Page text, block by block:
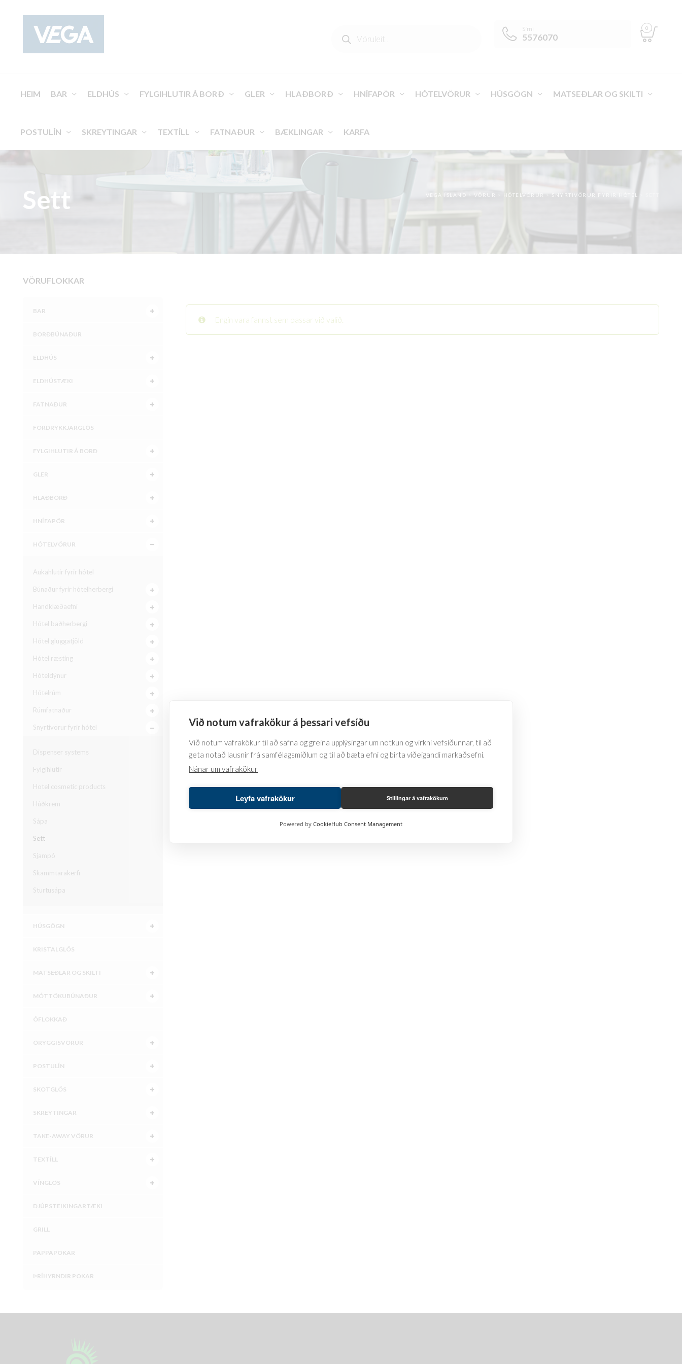
Við notum vafrakökur á þessari vefsíðu
Við notum vafrakökur til að safna og greina upplýsingar um notkun og virkni vefsíðunnar, til að
geta notað lausnir frá samfélagsmiðlum og til að bæta efni og birta viðeigandi markaðsefni.
Nánar um vafrakökur
Leyfa vafrakökur Stillingar á vafrakökum
Powered by CookieHub Consent Management
SEARCH
Sími
5576070
0
HEIM BAR ELDHÚS FYLGIHLUTIR Á BORÐ GLER HLAÐBORÐ HNÍFAPÖR HÓTELVÖRUR HÚSGÖGN MATSEÐLAR OG SKILTI
POSTULÍN SKREYTINGAR TEXTÍLL FATNAÐUR BÆKLINGAR KARFA
VEGA ÍSLAND VÖRUR HÓTELVÖRUR SNYRTIVÖRUR FYRIR HÓTEL
Sett
VÖRUFLOKKAR
BAR
BORÐBÚNAÐUR
ELDHÚS
ELDHÚSTÆKI
FATNAÐUR
FORDRYKKJARGLÖS
FYLGIHLUTIR Á BORÐ
GLER
HLAÐBORÐ
HNÍFAPÖR
HÓTELVÖRUR
Aukahlutir fyrir hótel
Búnaður fyrir hótelherbergi
Handklæðaefni
Hótel baðherbergi
Hótel gluggatjöld
Hótel ræsting
Hóteldýnur
Hótelrúm
Rúmfatnaður
Snyrtivörur fyrir hótel
Dispenser systems
Fylgihlutir
Hotel cosmetic products
Húðkrem
Sápa
Sett
Sjampó
Skammtarakerfi
Sturtusápa
HÚSGÖGN
KRISTALGLÖS
MATSEÐLAR OG SKILTI
MÓTTÖKUBÚNAÐUR
ÓFLOKKAÐ
ÖRYGGISVÖRUR
POSTULÍN
SKOTGLÖS
SKREYTINGAR
TAKE-AWAY VÖRUR
TEXTÍLL
VÍNGLÖS
DJÚPSTEIKINGARTÆKI
GRILL
PAPPAPOKAR
ÞRÍHYRNDIR POKAR
Engin vara fannst sem passar við valið.